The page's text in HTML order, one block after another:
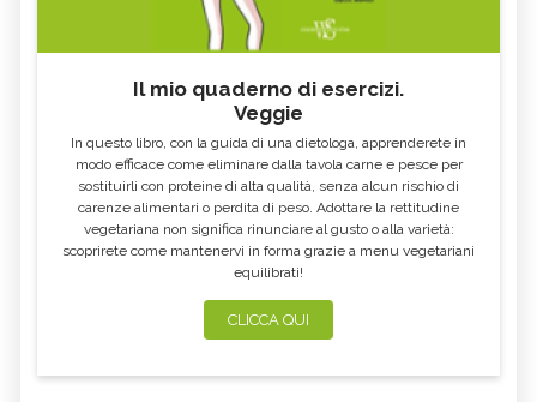
Il mio quaderno di esercizi.
Veggie
In questo libro, con la guida di una dietologa, apprenderete in
modo efficace come eliminare dalla tavola carne e pesce per
sostituirli con proteine di alta qualità, senza alcun rischio di
carenze alimentari o perdita di peso. Adottare la rettitudine
vegetariana non significa rinunciare al gusto o alla varietà:
scoprirete come mantenervi in forma grazie a menu vegetariani
equilibrati!
CLICCA QUI